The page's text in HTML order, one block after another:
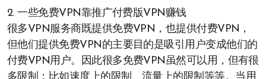
2. 一些免费VPN靠推广付费版VPN赚钱
很多VPN服务商既提供免费VPN，也提供付费VPN，
但他们提供免费VPN的主要目的是吸引用户变成他们的
付费VPN用户。因此很多免费VPN虽然可以用，但有很